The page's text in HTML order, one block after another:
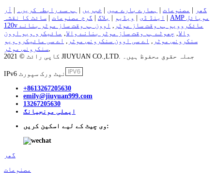
گھر
مصنوعات ہمارے بارے میں خبریں ہم سے رابطہ کریں۔
آر
اینڈ ڈی
ویڈیو بلاگ گرم مصنوعات سائٹ کا نقشہ
AMP موبائل
120v مائکروویو ہم وقت ساز موٹر , اوون ہم وقت ساز موٹر بنانے
والا, چھوٹے ہم وقت ساز موٹر بنانے والا, مائیکرو ویو اوون
سنکرونس موٹر , اے سی اوون سنکرونس موٹر , اے سی مائیکرو ویو
سنکرونس موٹر,
کاپی رائٹ © 2021 JIUYUAN CO.,LTD. جملہ حقوق محفوظ ہیں۔
IPv6 نیٹ ورک سپورٹ
+8613267205630
emily@jiuyuan999.com
13267205630
ایملی مونجیانگ
وی چیٹ کے لیے اسکین کریں:
گھر
مصنوعات